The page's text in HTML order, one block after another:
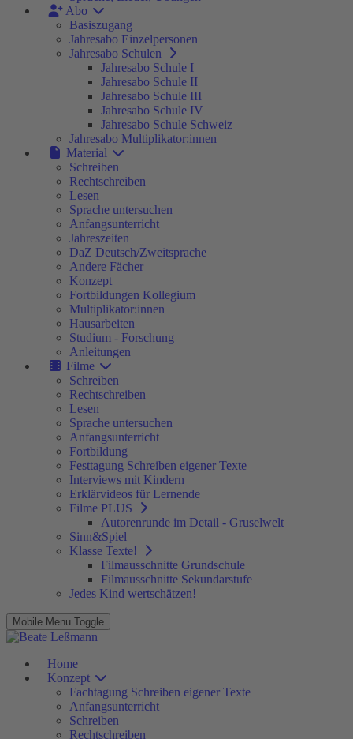
Abo
Basiszugang
Jahresabo Einzelpersonen
Jahresabo Schulen
Jahresabo Schule I
Jahresabo Schule II
Jahresabo Schule III
Jahresabo Schule IV
Jahresabo Schule Schweiz
Jahresabo Multiplikator:innen
Material
Schreiben
Rechtschreiben
Lesen
Sprache untersuchen
Anfangsunterricht
Jahreszeiten
DaZ Deutsch/Zweitsprache
Andere Fächer
Konzept
Fortbildungen Kollegium
Multiplikator:innen
Hausarbeiten
Studium - Forschung
Anleitungen
Filme
Schreiben
Rechtschreiben
Lesen
Sprache untersuchen
Anfangsunterricht
Fortbildung
Festtagung Schreiben eigener Texte
Interviews mit Kindern
Erklärvideos für Lernende
Filme PLUS
Autorenrunde im Detail - Gruselwelt
Sinn&Spiel
Klasse Texte!
Filmausschnitte Grundschule
Filmausschnitte Sekundarstufe
Jedes Kind wertschätzen!
Mobile Menu Toggle
Home
Konzept
Fachtagung Schreiben eigener Texte
Anfangsunterricht
Schreiben
Rechtschreiben